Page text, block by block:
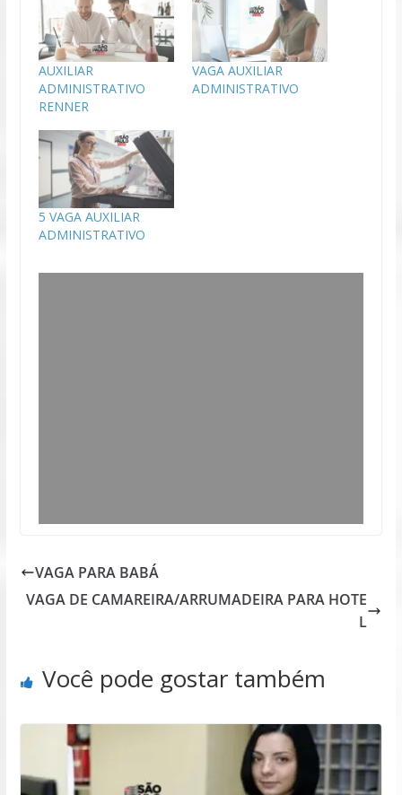
AUXILIAR
ADMINISTRATIVO
RENNER
VAGA AUXILIAR
ADMINISTRATIVO
5 VAGA AUXILIAR
ADMINISTRATIVO
VAGA PARA BABÁ
VAGA DE CAMAREIRA/ARRUMADEIRA PARA HOTE
L
Você pode gostar também